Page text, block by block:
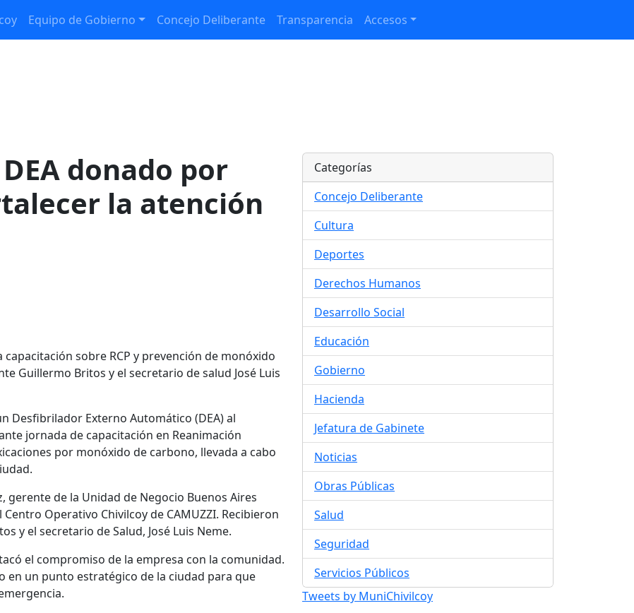
Equipo de Gobierno Concejo Deliberante Transparencia Accesos
donado por
la atención
sobre RCP y prevención de monóxido
Guillermo Britos y el secretario de salud José Luis
Desfibrilador Externo Automático (DEA) al
jornada de capacitación en Reanimación
por monóxido de carbono, llevada a cabo
gerente de la Unidad de Negocio Buenos Aires
Operativo Chivilcoy de CAMUZZI. Recibieron
y el secretario de Salud, José Luis Neme.
el compromiso de la empresa con la comunidad.
en un punto estratégico de la ciudad para que
Categorías
Concejo Deliberante
Cultura
Deportes
Derechos Humanos
Desarrollo Social
Educación
Gobierno
Hacienda
Jefatura de Gabinete
Noticias
Obras Públicas
Salud
Seguridad
Servicios Públicos
Tweets by MuniChivilcoy